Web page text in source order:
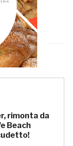
rimonta da
Beach